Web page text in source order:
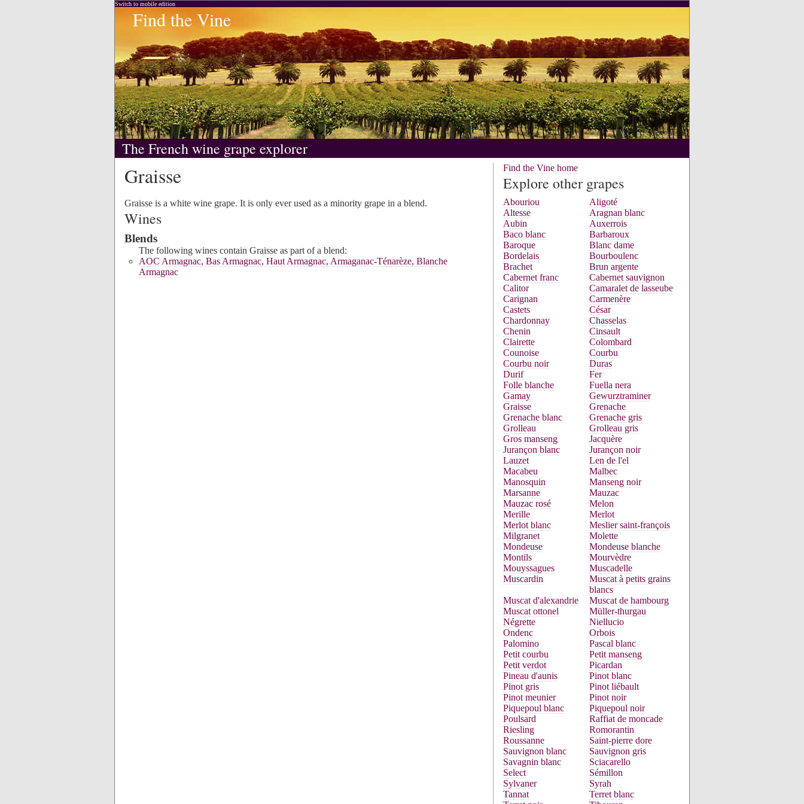
Switch to mobile edition
Find the Vine
The French wine grape explorer
Graisse
Graisse is a white wine grape. It is only ever used as a minority grape in a blend.
Wines
Blends
The following wines contain Graisse as part of a blend:
AOC Armagnac, Bas Armagnac, Haut Armagnac, Armaganac-Ténarèze, Blanche
Armagnac
Find the Vine home
Explore other grapes
Abouriou
Aligoté
Altesse
Aragnan blanc
Aubin
Auxerrois
Baco blanc
Barbaroux
Baroque
Blanc dame
Bordelais
Bourboulenc
Brachet
Brun argente
Cabernet franc
Cabernet sauvignon
Calitor
Camaralet de lasseube
Carignan
Carmenère
Castets
César
Chardonnay
Chasselas
Chenin
Cinsault
Clairette
Colombard
Counoise
Courbu
Courbu noir
Duras
Durif
Fer
Folle blanche
Fuella nera
Gamay
Gewurztraminer
Graisse
Grenache
Grenache blanc
Grenache gris
Grolleau
Grolleau gris
Gros manseng
Jacquère
Jurançon blanc
Jurançon noir
Lauzet
Len de l'el
Macabeu
Malbec
Manosquin
Manseng noir
Marsanne
Mauzac
Mauzac rosé
Melon
Merille
Merlot
Merlot blanc
Meslier saint-françois
Milgranet
Molette
Mondeuse
Mondeuse blanche
Montils
Mourvèdre
Mouyssagues
Muscadelle
Muscardin
Muscat à petits grains
blancs
Muscat d'alexandrie
Muscat de hambourg
Muscat ottonel
Müller-thurgau
Négrette
Niellucio
Ondenc
Orbois
Palomino
Pascal blanc
Petit courbu
Petit manseng
Petit verdot
Picardan
Pineau d'aunis
Pinot blanc
Pinot gris
Pinot liébault
Pinot meunier
Pinot noir
Piquepoul blanc
Piquepoul noir
Poulsard
Raffiat de moncade
Riesling
Romorantin
Roussanne
Saint-pierre dore
Sauvignon blanc
Sauvignon gris
Savagnin blanc
Sciacarello
Select
Sémillon
Sylvaner
Syrah
Tannat
Terret blanc